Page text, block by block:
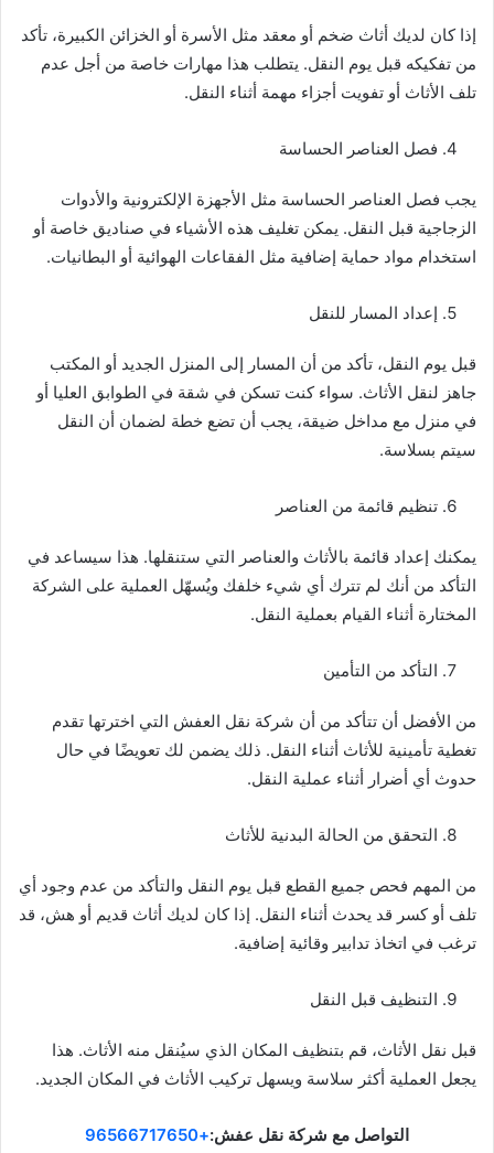
إذا كان لديك أثاث ضخم أو معقد مثل الأسرة أو الخزائن الكبيرة، تأكد
من تفكيكه قبل يوم النقل. يتطلب هذا مهارات خاصة من أجل عدم
تلف الأثاث أو تفويت أجزاء مهمة أثناء النقل.
فصل العناصر الحساسة
يجب فصل العناصر الحساسة مثل الأجهزة الإلكترونية والأدوات
الزجاجية قبل النقل. يمكن تغليف هذه الأشياء في صناديق خاصة أو
استخدام مواد حماية إضافية مثل الفقاعات الهوائية أو البطانيات.
إعداد المسار للنقل
قبل يوم النقل، تأكد من أن المسار إلى المنزل الجديد أو المكتب
جاهز لنقل الأثاث. سواء كنت تسكن في شقة في الطوابق العليا أو
في منزل مع مداخل ضيقة، يجب أن تضع خطة لضمان أن النقل
سيتم بسلاسة.
تنظيم قائمة من العناصر
يمكنك إعداد قائمة بالأثاث والعناصر التي ستنقلها. هذا سيساعد في
التأكد من أنك لم تترك أي شيء خلفك ويُسهّل العملية على الشركة
المختارة أثناء القيام بعملية النقل.
التأكد من التأمين
من الأفضل أن تتأكد من أن شركة نقل العفش التي اخترتها تقدم
تغطية تأمينية للأثاث أثناء النقل. ذلك يضمن لك تعويضًا في حال
حدوث أي أضرار أثناء عملية النقل.
التحقق من الحالة البدنية للأثاث
من المهم فحص جميع القطع قبل يوم النقل والتأكد من عدم وجود أي
تلف أو كسر قد يحدث أثناء النقل. إذا كان لديك أثاث قديم أو هش، قد
ترغب في اتخاذ تدابير وقائية إضافية.
التنظيف قبل النقل
قبل نقل الأثاث، قم بتنظيف المكان الذي سيُنقل منه الأثاث. هذا
يجعل العملية أكثر سلاسة ويسهل تركيب الأثاث في المكان الجديد.
التواصل مع شركة نقل عفش:+96566717650